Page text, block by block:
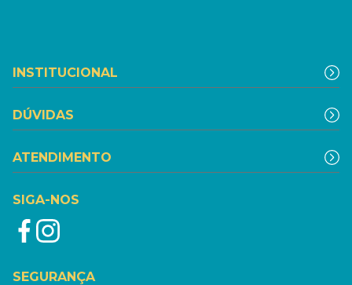
INSTITUCIONAL
DÚVIDAS
ATENDIMENTO
SIGA-NOS
SEGURANÇA